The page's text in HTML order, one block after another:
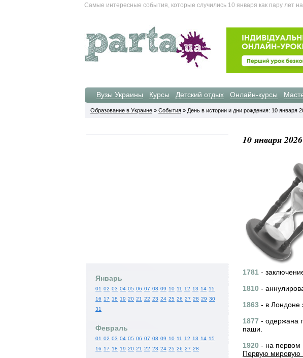
Самые интересные события, которые случились 10 января как пару лет
Вузы Украины Курсы Детский отдых Онлайн-курсы
Образование в Украине » События » День в истории и дни рождения: 10 января
10 января
1781 -
1810 -
1863 - в Лондоне
1877 - одержана
паши.
1920 - на первом
Первую мировую
Январь
01 02 03 04 05 06 07 08 09 10 11 12 13 14 15
16 17 18 19 20 21 22 23 24 25 26 27 28 29 30
31
Февраль
01 02 03 04 05 06 07 08 09 10 11 12 13 14 15
16 17 18 19 20 21 22 23 24 25 26 27 28